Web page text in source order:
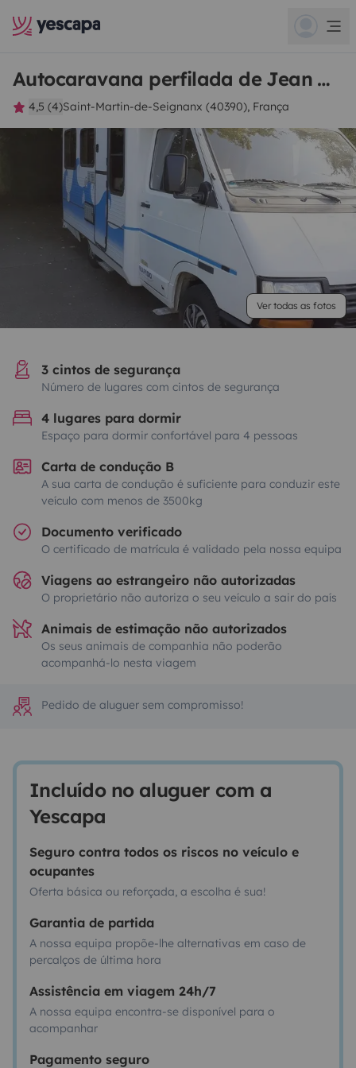
Autocaravana perfilada de Jean Claude
4,5 (4)Saint-Martin-de-Seignanx (40390), França
Ver todas as fotos
3 cintos de segurança
Número de lugares com cintos de segurança
4 lugares para dormir
Espaço para dormir confortável para 4 pessoas
Carta de condução B
A sua carta de condução é suficiente para conduzir este
veículo com menos de 3500kg
Documento verificado
O certificado de matrícula é validado pela nossa equipa
Viagens ao estrangeiro não autorizadas
O proprietário não autoriza o seu veículo a sair do país
Animais de estimação não autorizados
Os seus animais de companhia não poderão
acompanhá-lo nesta viagem
Pedido de aluguer sem compromisso!
Incluído no aluguer com a
Yescapa
Seguro contra todos os riscos no veículo e
ocupantes
Oferta básica ou reforçada, a escolha é sua!
Garantia de partida
A nossa equipa propõe-lhe alternativas em caso de
percalços de última hora
Assistência em viagem 24h/7
A nossa equipa encontra-se disponível para o
acompanhar
Pagamento seguro